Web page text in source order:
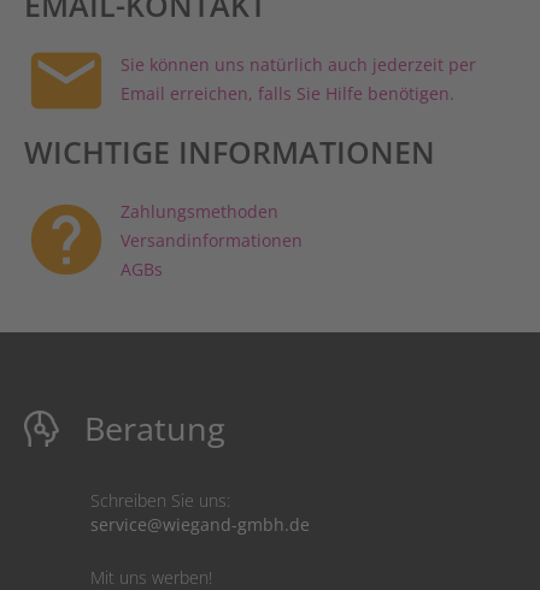
email
Sie können uns natürlich auch jederzeit per
Email erreichen, falls Sie Hilfe benötigen.
WICHTIGE INFORMATIONEN
help
Zahlungsmethoden
Versandinformationen
AGBs
Beratung
Schreiben Sie uns:
service@wiegand-gmbh.de
Mit uns werben!